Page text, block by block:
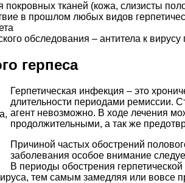
покровных тканей (кожа, слизисты
в прошлом любых видов
обследования – антитела к
герпеса
Герпетическая инфекция – это
длительности периодами ремиссии.
агент невозможно. В ходе лечения
продолжительными, а так же
Причиной частых обострений
заболевания особое внимание
В периоды обострения
тем самым замедляя или вовсе